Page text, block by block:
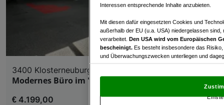
3400 Klosterneuburg
Modernes Büro im "Industrial Style"
€ 4.199,00
Interessen entsprechende Inhalte anzubieten.
Mit diesen dafür eingesetzten Cookies und
außerhalb der EU (u.a. USA) niedergelassen
verarbeitet. Den USA wird vom Europäischen
bescheinigt. Es besteht insbesondere das
und Überwachungszwecken unterliegen und
und Widerspruch gegen die Verarbeitung auf der
„Cookie Einstellungen“, die sich auf jeder Seite